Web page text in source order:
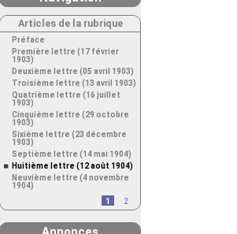
Articles de la rubrique
Préface
Première lettre (17 février
1903)
Deuxième lettre (05 avril 1903)
Troisième lettre (13 avril 1903)
Quatrième lettre (16 juillet
1903)
Cinquième lettre (29 octobre
1903)
Sixième lettre (23 décembre
1903)
Septième lettre (14 mai 1904)
Huitième lettre (12 août 1904)
Neuvième lettre (4 novembre
1904)
1
2